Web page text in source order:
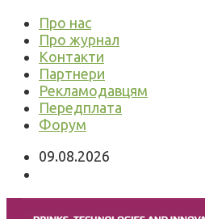
Про нас
Про журнал
Контакти
Партнери
Рекламодавцям
Передплата
Форум
09.08.2026